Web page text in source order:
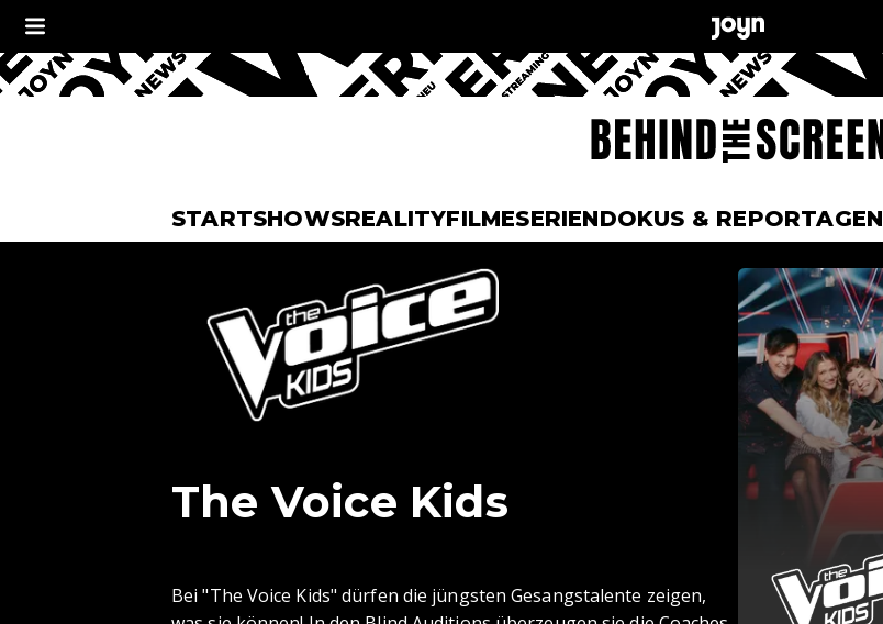
STARTSHOWSREALITYFILMESERIENDOKUS & REPORTAGEN
The Voice Kids
Bei "The Voice Kids" dürfen die jüngsten Gesangstalente zeigen,